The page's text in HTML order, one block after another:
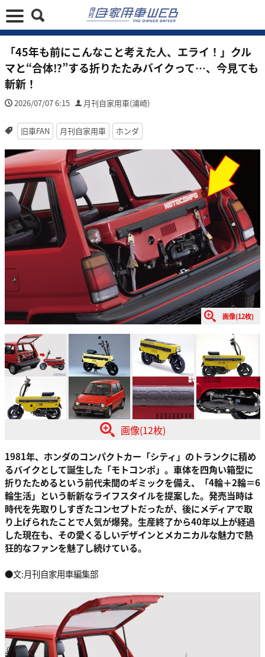
「45年も前にこんなこと考えた人、エライ！」クル
マと“合体⁉︎”する折りたたみバイクって…、今見ても
斬新！
2026/07/07 6:15 月刊自家用車(浦崎)
旧車FAN 月刊自家用車 ホンダ
画像(12枚)
画像(12枚)
1981年、ホンダのコンパクトカー「シティ」のトランクに積め
るバイクとして誕生した「モトコンポ」。車体を四角い箱型に
折りたためるという前代未聞のギミックを備え、「4輪＋2輪＝6
輪生活」という斬新なライフスタイルを提案した。発売当時は
時代を先取りしすぎたコンセプトだったが、後にメディアで取
り上げられたことで人気が爆発。生産終了から40年以上が経過
した現在も、その愛くるしいデザインとメカニカルな魅力で熱
狂的なファンを魅了し続けている。
●文:月刊自家用車編集部